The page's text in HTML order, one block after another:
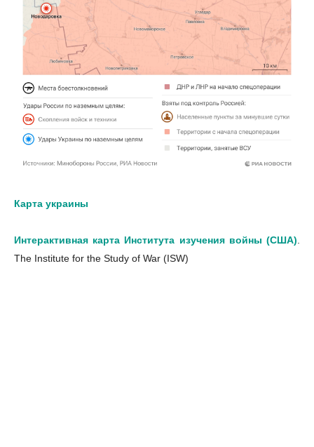
Карта украины
Интерактивная карта Института изучения войны (США)
The Institute for the Study of War (ISW)